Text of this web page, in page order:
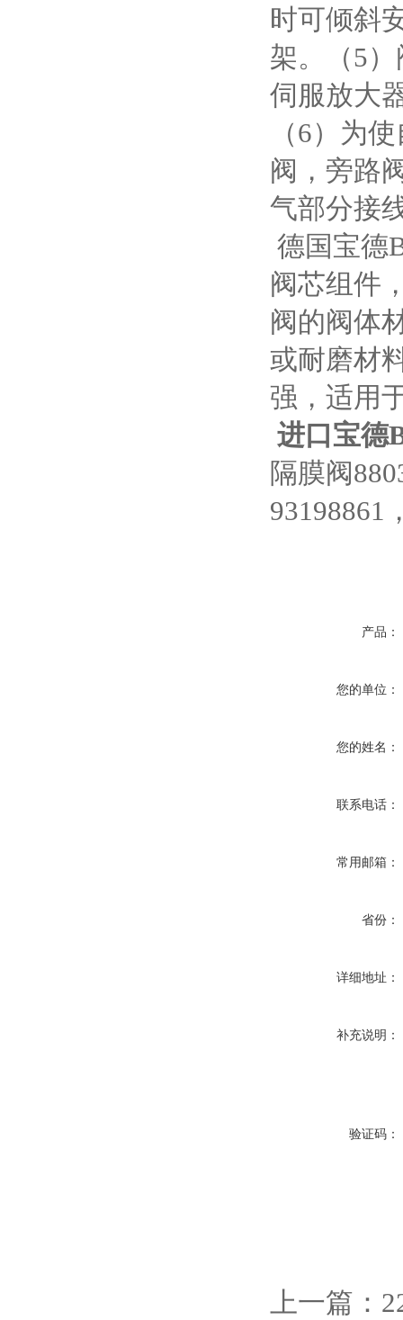
时可倾斜
架。（5
伺服放大
（6）为
阀，旁路
气部分接
德国宝德
阀芯组件
阀的阀体
或耐磨材
强，适用
进口宝德
隔膜阀
93198861
产品：
您的单位：
您的姓名：
联系电话：
常用邮箱：
省份：
详细地址：
补充说明：
验证码：
上一篇：